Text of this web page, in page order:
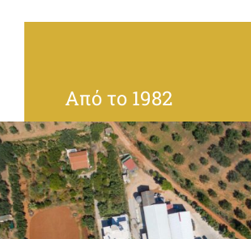
Από το 1982